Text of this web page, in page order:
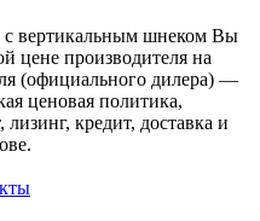
с вертикальным шнеком Вы
цене производителя на
(официального дилера) —
ценовая политика,
кредит, доставка и